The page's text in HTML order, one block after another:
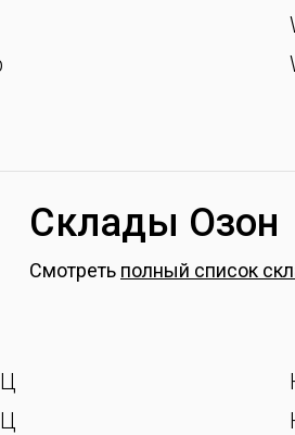
Склады Озон
Смотреть полный список